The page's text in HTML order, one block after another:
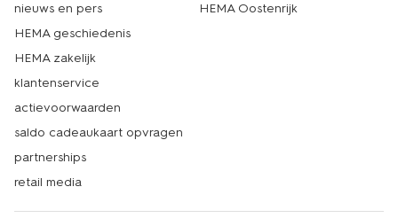
nieuws en pers
HEMA geschiedenis
HEMA zakelijk
klantenservice
actievoorwaarden
saldo cadeaukaart opvragen
partnerships
retail media
HEMA Oostenrijk